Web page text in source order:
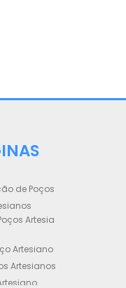
de Poços
Artesia
Artesiano
Artesianos